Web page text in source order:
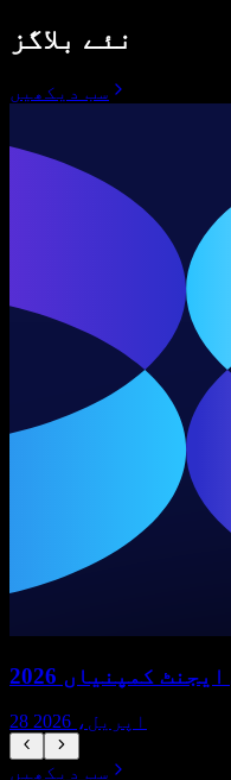
نئے بلاگز
سب دیکھیں
28 اپریل، 2026
سب دیکھیں